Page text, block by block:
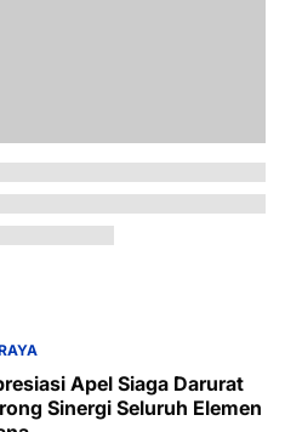
Apel Siaga Darurat
Sinergi Seluruh Elemen